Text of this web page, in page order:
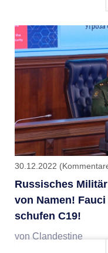
sagt
mehr
als
1000
30.12.2022
Russisches
von Namen!
schufen C19!
von Clandestine